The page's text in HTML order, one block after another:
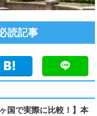
読記事
ヶ国で実際に比較！】本